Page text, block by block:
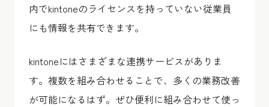
内でkintoneのライセンスを持っていない従業員
にも情報を共有できます。
kintoneにはさまざまな連携サービスがありま
す。複数を組み合わせることで、多くの業務改善
が可能になるはず。ぜひ便利に組み合わせて使っ